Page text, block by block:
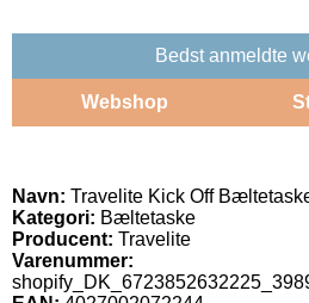
Bedst anmeldte
Webshop
Navn: Travelite Kick Off
Kategori: Bæltetaske
Producent: Travelite
Varenummer: